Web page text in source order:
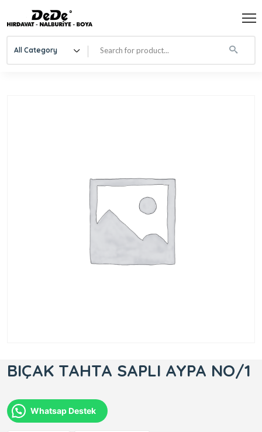
All Category
BIÇAK TAHTA SAPLI AYPA NO/1
Whatsap Destek